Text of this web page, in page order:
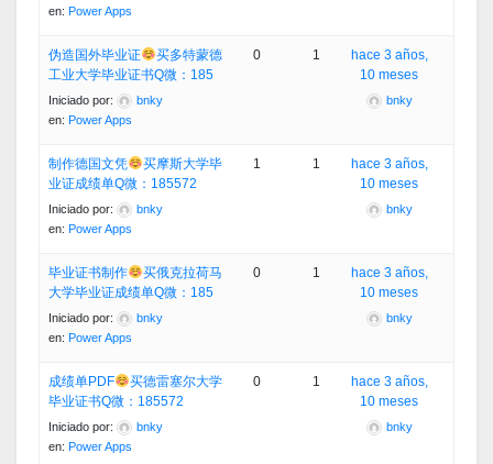
en: Power Apps
伪造国外毕业证
买多特蒙德
工业大学毕业证书Q微：185
Iniciado por:
bnky
en: Power Apps
0 1
hace 3 años,
10 meses
bnky
制作德国文凭
买摩斯大学毕
业证成绩单Q微：185572
Iniciado por:
bnky
en: Power Apps
1 1
hace 3 años,
10 meses
bnky
毕业证书制作
买俄克拉荷马
大学毕业证成绩单Q微：185
Iniciado por:
bnky
en: Power Apps
0 1
hace 3 años,
10 meses
bnky
成绩单PDF
买德雷塞尔大学
毕业证书Q微：185572
Iniciado por:
bnky
en: Power Apps
0 1
hace 3 años,
10 meses
bnky